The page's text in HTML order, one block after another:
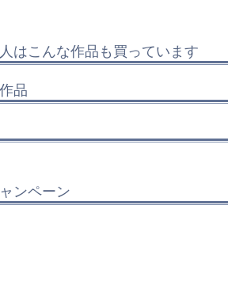
はこんな作品も買っています
品
ンペーン